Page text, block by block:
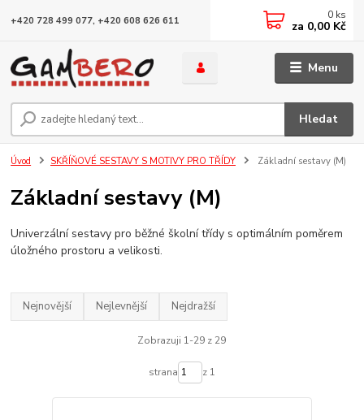
Menu
Hledat
+420 728 499 077, +420 608 626 611 0 ks
za 0,00 Kč
Úvod SKŘÍŇOVÉ SESTAVY S MOTIVY PRO TŘÍDY Základní sestavy (M)
Základní sestavy (M)
Univerzální sestavy pro běžné školní třídy s optimálním poměrem
úložného prostoru a velikosti.
Nejnovější Nejlevnější Nejdražší
Zobrazuji 1-29 z 29
strana z 1